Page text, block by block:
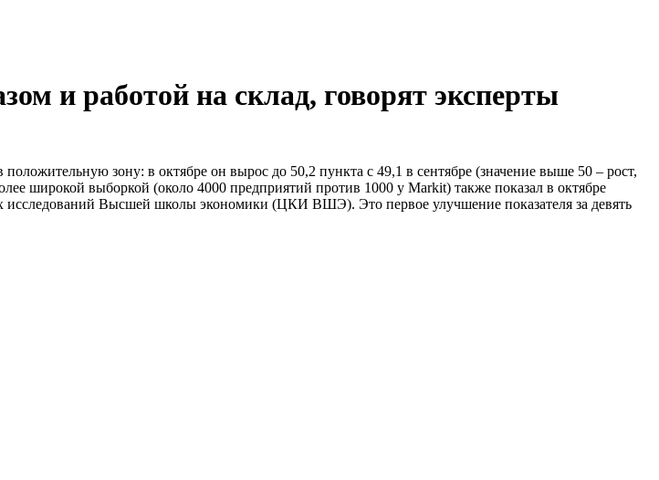
и работой на склад, говорят эксперты
зону: в октябре он вырос до 50,2 пункта с 49,1 в сентябре (значение выше 50 – рост,
широкой выборкой (около 4000 предприятий против 1000 у Markit) также показал в октябре
Высшей школы экономики (ЦКИ ВШЭ). Это первое улучшение показателя за девять